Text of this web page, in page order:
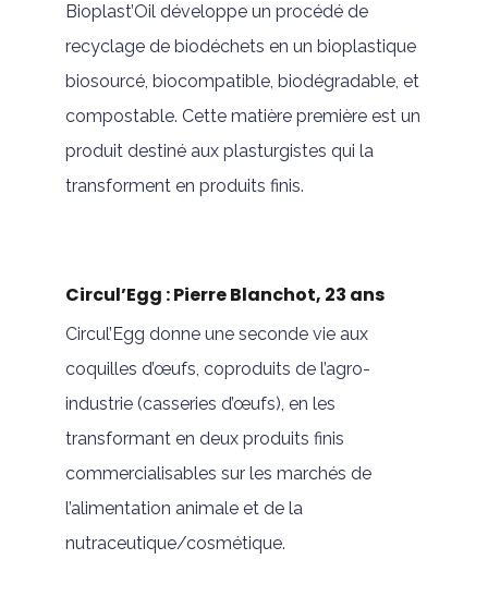
Bioplast’Oil développe un procédé de
recyclage de biodéchets en un bioplastique
biosourcé, biocompatible, biodégradable, et
compostable. Cette matière première est un
produit destiné aux plasturgistes qui la
transforment en produits finis.
Circul’Egg : Pierre Blanchot, 23 ans
Circul’Egg donne une seconde vie aux
coquilles d’œufs, coproduits de l’agro-
industrie (casseries d’œufs), en les
transformant en deux produits finis
commercialisables sur les marchés de
l’alimentation animale et de la
nutraceutique/cosmétique.